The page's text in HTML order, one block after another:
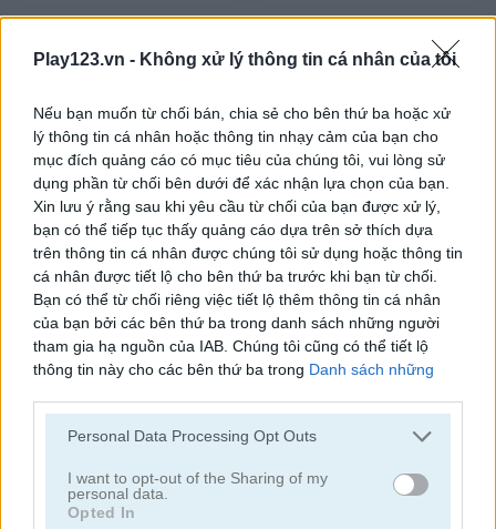
Play123.vn - Không xử lý thông tin cá nhân của tôi
Nếu bạn muốn từ chối bán, chia sẻ cho bên thứ ba hoặc xử
lý thông tin cá nhân hoặc thông tin nhạy cảm của bạn cho
mục đích quảng cáo có mục tiêu của chúng tôi, vui lòng sử
dụng phần từ chối bên dưới để xác nhận lựa chọn của bạn.
Xin lưu ý rằng sau khi yêu cầu từ chối của bạn được xử lý,
bạn có thể tiếp tục thấy quảng cáo dựa trên sở thích dựa
trên thông tin cá nhân được chúng tôi sử dụng hoặc thông tin
cá nhân được tiết lộ cho bên thứ ba trước khi bạn từ chối.
Bạn có thể từ chối riêng việc tiết lộ thêm thông tin cá nhân
của bạn bởi các bên thứ ba trong danh sách những người
tham gia hạ nguồn của IAB. Chúng tôi cũng có thể tiết lộ
thông tin này cho các bên thứ ba trong Danh sách những
lộ thêm thông tin này cho các bên thứ ba khác.
services and may gather and store information including but
not limited to your visit or usage behaviour. You may click to
grant or deny consent to Google and its third-party tags to
Personal Data Processing Opt Outs
I want to opt-out of the Sharing of my
personal data.
Opted In
Race Right Home Run Champion
Cheap Golf Troll Boxing
bóng bầu dục